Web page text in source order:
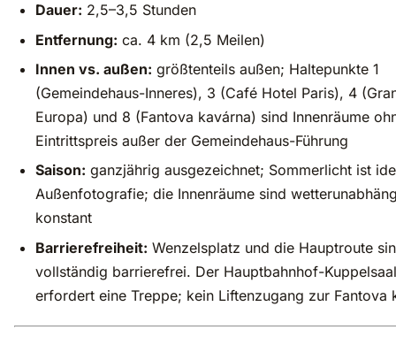
Dauer: 2,5–3,5 Stunden
Entfernung: ca. 4 km (2,5 Meilen)
Innen vs. außen: größtenteils außen; Haltepunkte 1
(Gemeindehaus-Inneres), 3 (Café Hotel Paris), 4
Europa) und 8 (Fantova kavárna) sind Innenräume
Eintrittspreis außer der Gemeindehaus-Führung
Saison: ganzjährig ausgezeichnet; Sommerlicht ist
Außenfotografie; die Innenräume sind
konstant
Barrierefreiheit: Wenzelsplatz und die Hauptroute
vollständig barrierefrei. Der Hauptbahnhof-Kuppelsaal
erfordert eine Treppe; kein Liftenzugang zur Fantova